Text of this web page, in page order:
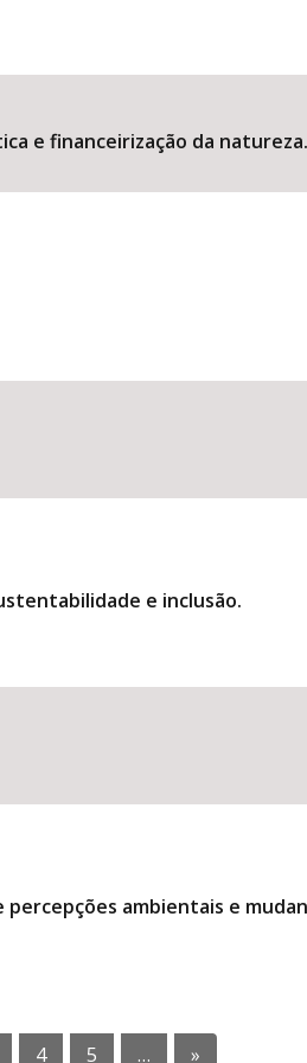
e financeirização da natureza.
e inclusão.
ambientais e
4 5 … »